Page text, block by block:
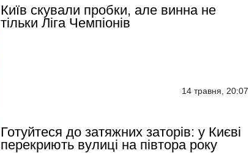
Київ скували пробки, але винна не
тільки Ліга Чемпіонів
14 травня, 20:07
Готуйтеся до затяжних заторів: у Києві
перекриють вулиці на півтора року